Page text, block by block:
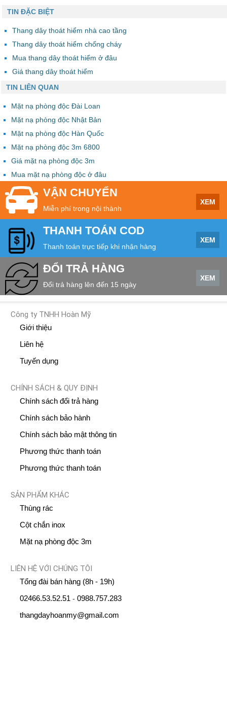
TIN ĐẶC BIỆT
Thang dây thoát hiểm nhà cao tầng
Thang dây thoát hiểm chống cháy
Mua thang dây thoát hiểm ở đâu
Giá thang dây thoát hiểm
TIN LIÊN QUAN
Mặt nạ phòng độc Đài Loan
Mặt nạ phòng độc Nhật Bản
Mặt nạ phòng độc Hàn Quốc
Mặt nạ phòng độc 3m 6800
Giá mặt nạ phòng độc 3m
Mua mặt nạ phòng độc ở đâu
VẬN CHUYỂN
Miễn phí trong nội thành
XEM
THANH TOÁN COD
Thanh toán trực tiếp khi nhận hàng
XEM
ĐỔI TRẢ HÀNG
Đổi trả hàng lên đến 15 ngày
XEM
Công ty TNHH Hoàn Mỹ
Giới thiệu
Liên hệ
Tuyến dụng
CHÍNH SÁCH & QUY ĐỊNH
Chính sách đổi trả hàng
Chính sách bảo hành
Chính sách bảo mật thông tin
Phương thức thanh toán
Phương thức thanh toán
SẢN PHẨM KHÁC
Thùng rác
Cột chắn inox
Mặt nạ phòng độc 3m
LIÊN HỆ VỚI CHÚNG TÔI
Tổng đài bán hàng (8h - 19h)
02466.53.52.51 - 0988.757.283
thangdayhoanmy@gmail.com